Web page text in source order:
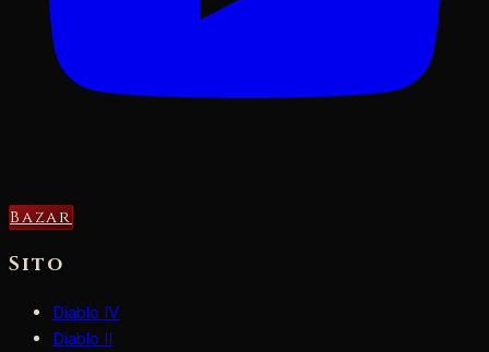
Bazar
Sito
Diablo IV
Diablo II